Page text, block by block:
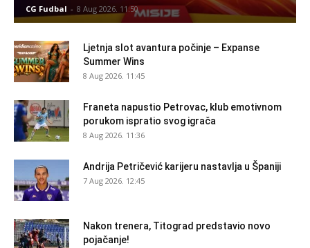
CG Fudbal - 8 Aug 2026. 11:50
Ljetnja slot avantura počinje – Expanse
Summer Wins
8 Aug 2026. 11:45
Franeta napustio Petrovac, klub emotivnom
porukom ispratio svog igrača
8 Aug 2026. 11:36
Andrija Petričević karijeru nastavlja u Španiji
7 Aug 2026. 12:45
Nakon trenera, Titograd predstavio novo
pojačanje!